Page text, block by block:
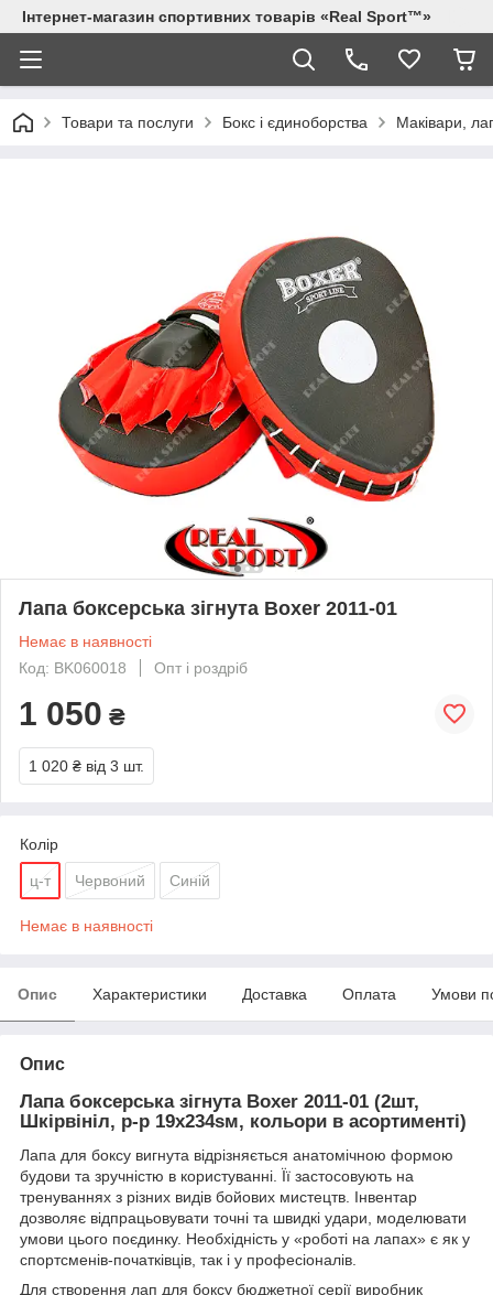
Інтернет-магазин спортивних товарів «Real Sport™»
Товари та послуги Бокс і єдиноборства Маківари,
Лапа боксерська зігнута Boxer 2011-01
Немає в наявності
Код: BK060018
Опт і роздріб
1 050 ₴
1 020 ₴ від 3 шт.
Колір
ц-т Червоний Синій
Немає в наявності
Опис Характеристики Доставка Оплата Умови
Опис
Лапа боксерська зігнута Boxer 2011-01 (2шт,
Шкірвініл, р-р 19x234sм, кольори в асортименті)
Лапа для боксу вигнута відрізняється анатомічною формою
будови та зручністю в користуванні. Її застосовують на
тренуваннях з різних видів бойових мистецтв. Інвентар
дозволяє відпрацьовувати точні та швидкі удари, моделювати
умови цього поєдинку. Необхідність у «роботі на лапах» є як у
спортсменів-початківців, так і у професіоналів.
Для створення лап для боксу бюджетної серії виробник